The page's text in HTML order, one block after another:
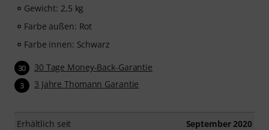
Gewicht: 2,5 kg
Farbe außen: Rot
Farbe innen: Schwarz
30 30 Tage Money-Back-Garantie
3 3 Jahre Thomann Garantie
Erhältlich seit September 2020